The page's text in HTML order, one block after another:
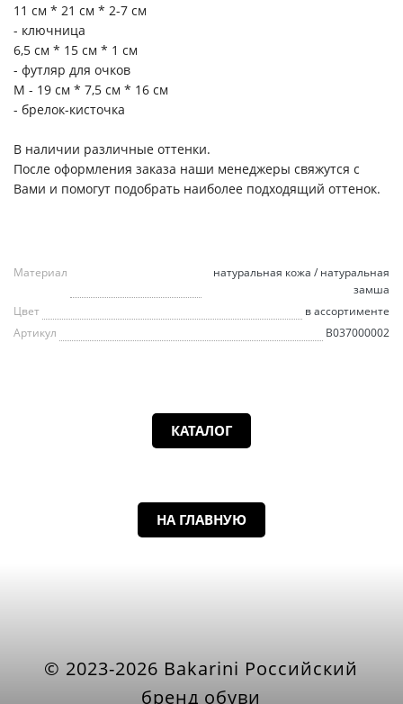
11 см * 21 см * 2-7 см
- ключница
6,5 см * 15 см * 1 см
- футляр для очков
M - 19 см * 7,5 см * 16 см
- брелок-кисточка
В наличии различные оттенки.
После оформления заказа наши менеджеры свяжутся с
Вами и помогут подобрать наиболее подходящий оттенок.
Материал
натуральная кожа / натуральная
замша
Цвет
в ассортименте
Артикул
B037000002
КАТАЛОГ
НА ГЛАВНУЮ
© 2023-2026 Bakarini Российский
бренд обуви